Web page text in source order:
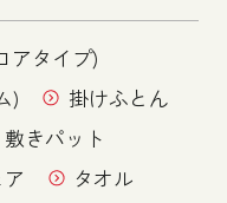
アタイプ)
)
掛けふとん
きパット
タオル